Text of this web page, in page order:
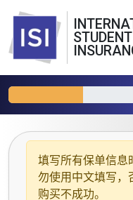
STUDENT
填写所有保单信息
勿使用中文填写，
购买不成功。